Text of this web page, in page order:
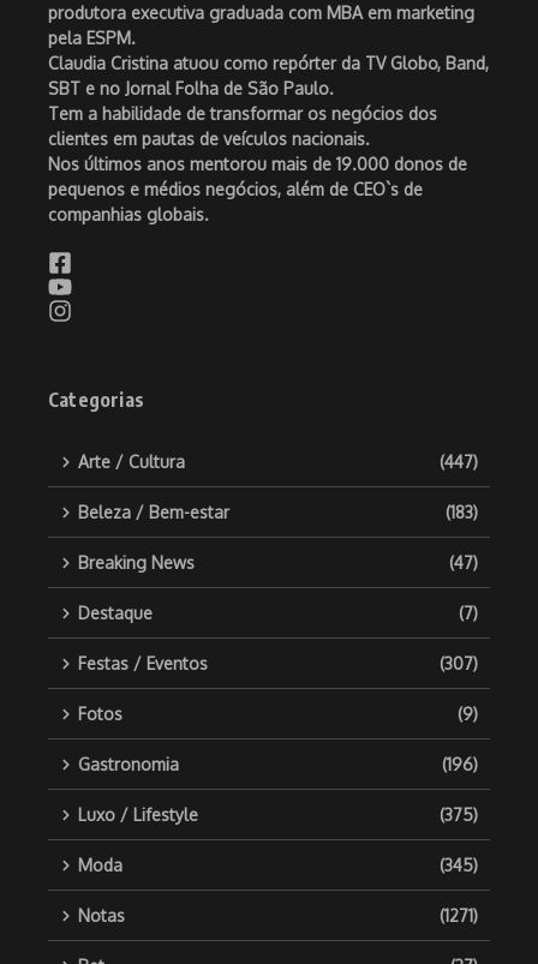
produtora executiva graduada com MBA em marketing
pela ESPM.
Claudia Cristina atuou como repórter da TV Globo, Band,
SBT e no Jornal Folha de São Paulo.
Tem a habilidade de transformar os negócios dos
clientes em pautas de veículos nacionais.
Nos últimos anos mentorou mais de 19.000 donos de
pequenos e médios negócios, além de CEO`s de
companhias globais.
Categorias
Arte / Cultura (447)
Beleza / Bem-estar (183)
Breaking News (47)
Destaque (7)
Festas / Eventos (307)
Fotos (9)
Gastronomia (196)
Luxo / Lifestyle (375)
Moda (345)
Notas (1271)